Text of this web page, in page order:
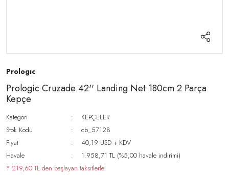
Prologıc
Prologic Cruzade 42'' Landing Net 180cm 2 Parça
Kepçe
Kategori
KEPÇELER
Stok Kodu
cb_57128
Fiyat
40,19 USD + KDV
Havale
1.958,71 TL (%5,00 havale indirimi)
* 219,60 TL den başlayan taksitlerle!